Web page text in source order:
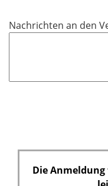
l
Nachrichten an den
Die